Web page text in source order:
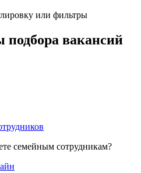
или фильтры
вакансий
семейным сотрудникам?